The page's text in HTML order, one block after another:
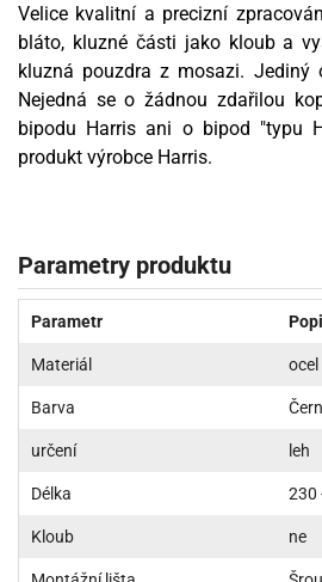
Velice kvalitní a precizní
bláto, kluzné části jako kloub a
kluzná pouzdra z mosazi. Jediný
Nejedná se o žádnou zdařilou
bipodu Harris ani o bipod "typu
produkt výrobce Harris.
Parametry produktu
Parametr
Materiál ocel
Barva
určení leh
Délka 230
Kloub ne